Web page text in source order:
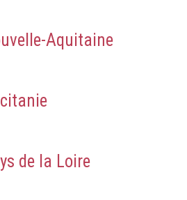
Aquitaine
de la Loire